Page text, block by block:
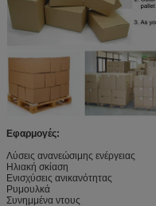
Εφαρμογές:
Λύσεις ανανεώσιμης ενέργειας
Ηλιακή σκίαση
Ενισχύσεις ανικανότητας
Ρυμουλκά
Συνημμένα ντους